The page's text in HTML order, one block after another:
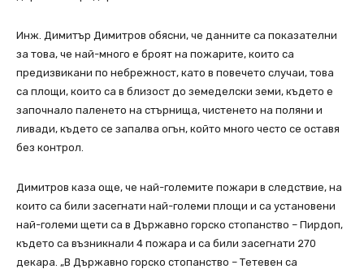
Инж. Димитър Димитров обясни, че данните са показателни
за това, че най-много е броят на пожарите, които са
предизвикани по небрежност, като в повечето случаи, това
са площи, които са в близост до земеделски земи, където е
започнало паленето на стърнища, чистенето на поляни и
ливади, където се запалва огън, който много често се оставя
без контрол.
Димитров каза още, че най-големите пожари в следствие, на
които са били засегнати най-големи площи и са установени
най-големи щети са в Държавно горско стопанство – Пирдоп,
където са възникнали 4 пожара и са били засегнати 270
декара. „В Държавно горско стопанство – Тетевен са